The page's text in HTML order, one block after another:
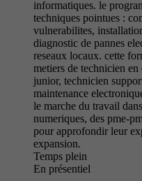
informatiques. le
techniques pointues :
vulnerabilites,
diagnostic de pannes
reseaux locaux. cette
metiers de technicien
junior, technicien
maintenance
le marche du travail
numeriques, des pme-
pour approfondir leur
expansion.
Temps plein
En présentiel